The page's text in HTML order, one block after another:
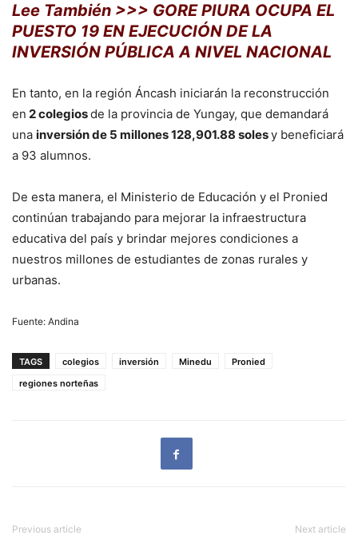
Lee También >>> GORE PIURA OCUPA EL
PUESTO 19 EN EJECUCIÓN DE LA
INVERSIÓN PÚBLICA A NIVEL NACIONAL
En tanto, en la región Áncash iniciarán la reconstrucción
en 2 colegiosde la provincia de Yungay, que demandará
una inversión de 5 millones 128,901.88 solesy beneficiará
a 93 alumnos.
De esta manera, el Ministerio de Educación y el Pronied
continúan trabajando para mejorar la infraestructura
educativa del país y brindar mejores condiciones a
nuestros millones de estudiantes de zonas rurales y
urbanas.
Fuente: Andina
TAGS colegios inversión Minedu
Pronied
regiones norteñas
Previous article Next article